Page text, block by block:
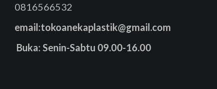
0816566532
email:tokoanekaplastik@gmail.com
Buka: Senin-Sabtu 09.00-16.00